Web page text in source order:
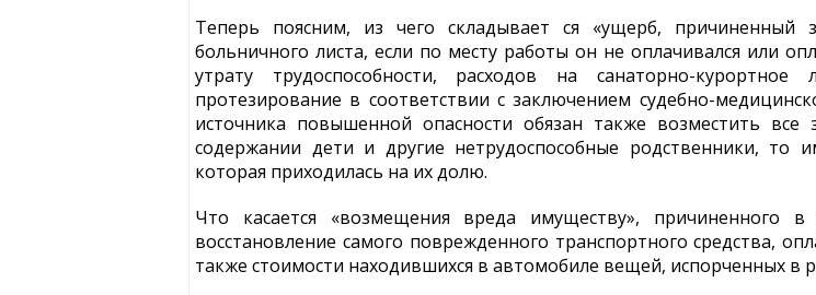
Теперь поясним, из чего складывает ся «ущерб, причиненный
больничного листа, если по месту работы он не оплачивался или
утрату трудоспособности, расходов на санаторно-
протезирование в соответствии с заключением судебно-
источника повышенной опасности обязан также возместить
содержании дети и другие нетрудоспособные родственники, то
которая приходилась на их долю.
Что касается «возмещения вреда имуществу», причиненного
восстановление самого поврежденного транспортного средства,
также стоимости находившихся в автомобиле вещей, испорченных в